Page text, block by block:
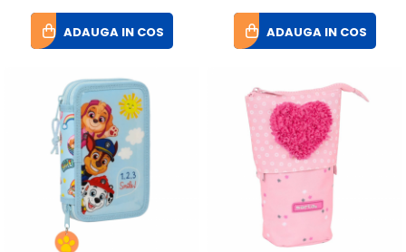
ADAUGA IN COS ADAUGA IN COS